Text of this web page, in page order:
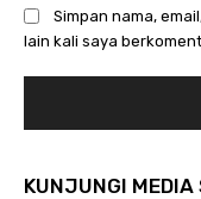
Simpan nama,
lain kali saya
KUNJUNGI MEDIA